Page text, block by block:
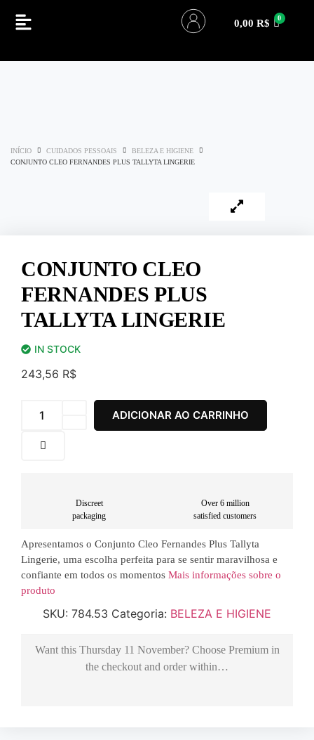
0,00R$
INÍCIO CUIDADOS PESSOAIS
BELEZA E HIGIENE
CONJUNTO CLEO FERNANDES PLUS TALLYTA LINGERIE
CONJUNTO CLEO
FERNANDES PLUS
TALLYTA LINGERIE
IN STOCK
243,56 R$
ADICIONAR AO CARRINHO
Discreet
packaging
Over 6 million
satisfied customers
Apresentamos o Conjunto Cleo Fernandes Plus Tallyta
Lingerie, uma escolha perfeita para se sentir maravilhosa e
confiante em todos os momentos Mais informações sobre o
produto
SKU: 784.53 Categoria: BELEZA E HIGIENE
Want this Thursday 11 November? Choose Premiumin
the checkout and order within…